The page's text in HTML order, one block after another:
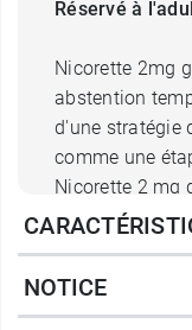
Réservé à
Nicorette 2mg
abstention
d'une stratégie
comme une
Nicorette 2 mg
de 30, 105 ou
Une gomme de
NOTICE